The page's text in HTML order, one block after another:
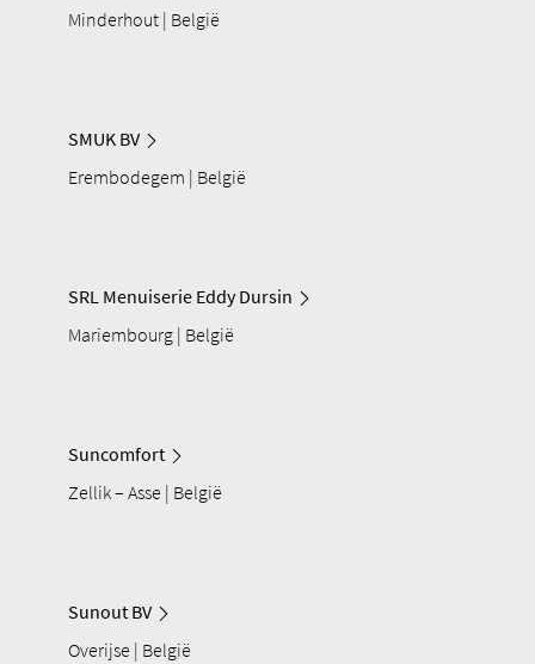
Minderhout | België
SMUK BV
Erembodegem | België
SRL Menuiserie Eddy Dursin
Mariembourg | België
Suncomfort
Zellik – Asse | België
Sunout BV
Overijse | België